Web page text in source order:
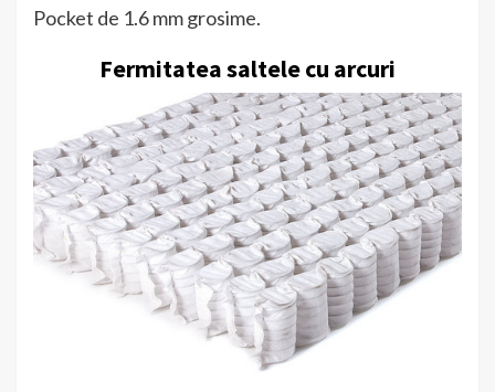
Pocket de 1.6 mm grosime.
Fermitatea saltele cu arcuri